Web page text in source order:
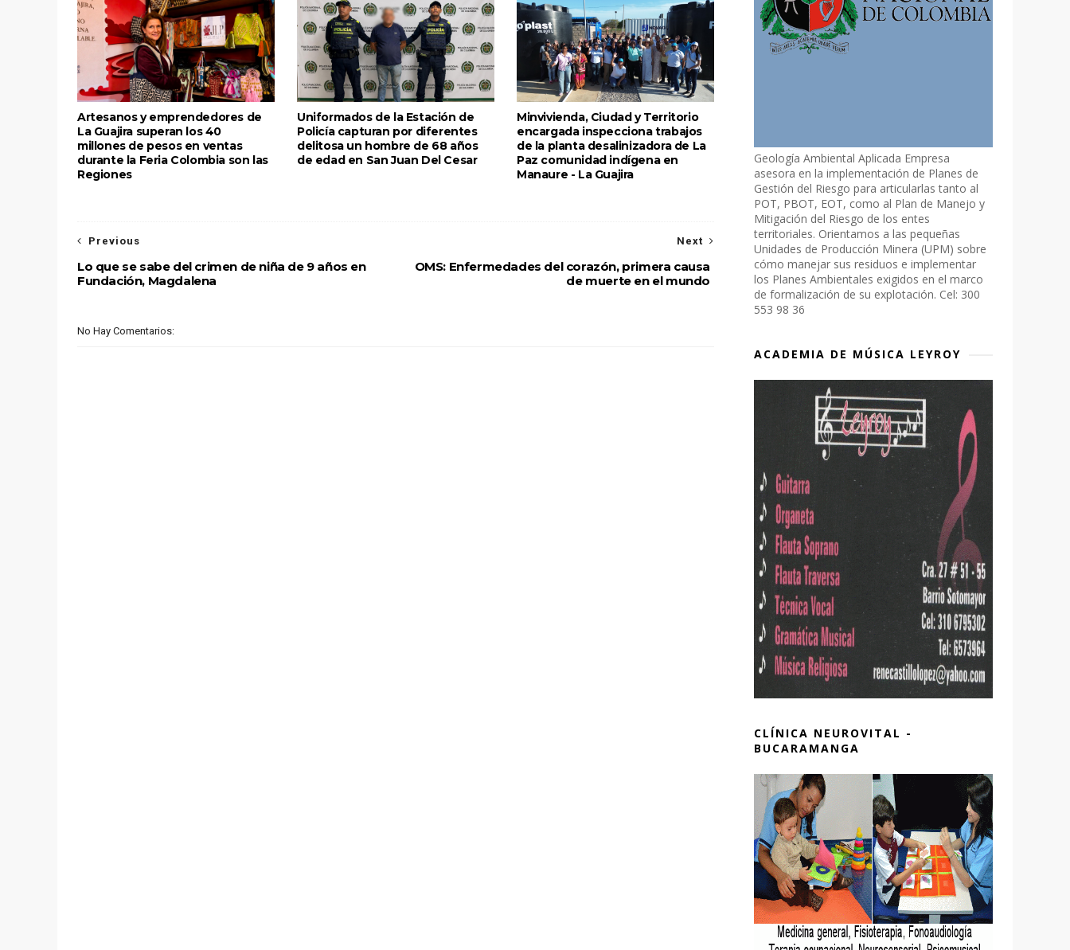
Artesanos y emprendedores de
La Guajira superan los 40
millones de pesos en ventas
durante la Feria Colombia son las
Regiones
Uniformados de la Estación de
Policía capturan por diferentes
delitosa un hombre de 68 años
de edad en San Juan Del Cesar
Minvivienda, Ciudad y Territorio
encargada inspecciona trabajos
de la planta desalinizadora de La
Paz comunidad indígena en
Manaure - La Guajira
Next
OMS: Enfermedades del corazón, primera causa
de muerte en el mundo
Previous
Lo que se sabe del crimen de niña de 9 años en
Fundación, Magdalena
No Hay Comentarios:
Geología Ambiental Aplicada Empresa
asesora en la implementación de Planes de
Gestión del Riesgo para articularlas tanto al
POT, PBOT, EOT, como al Plan de Manejo y
Mitigación del Riesgo de los entes
territoriales. Orientamos a las pequeñas
Unidades de Producción Minera (UPM) sobre
cómo manejar sus residuos e implementar
los Planes Ambientales exigidos en el marco
de formalización de su explotación. Cel: 300
553 98 36
ACADEMIA DE MÚSICA LEYROY
CLÍNICA NEUROVITAL -
BUCARAMANGA